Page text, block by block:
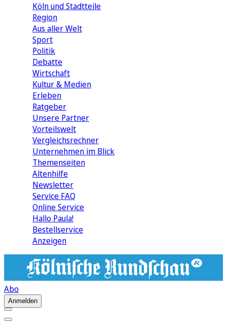
Köln und Stadtteile
Region
Aus aller Welt
Sport
Politik
Debatte
Wirtschaft
Kultur & Medien
Erleben
Ratgeber
Unsere Partner
Vorteilswelt
Vergleichsrechner
Unternehmen im Blick
Themenseiten
Altenhilfe
Newsletter
Service FAQ
Online Service
Hallo Paula!
Bestellservice
Anzeigen
Abo
Anmelden